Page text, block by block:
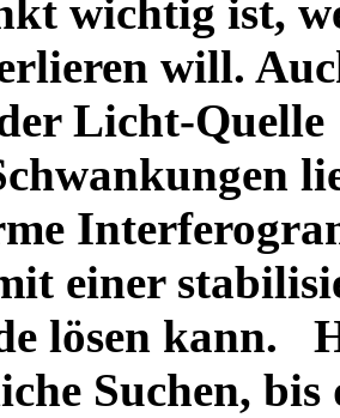
wichtig ist,
will.
Licht-Quelle
einer
lösen kann.
Suchen,